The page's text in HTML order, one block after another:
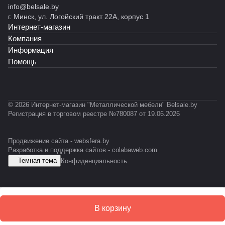
й
М
К
Ф
ы
й
С
У
М
й
С
Т
-
0
1
1
й
С
Т
0
1
0
5)
В корзину
info@belsale.by
г. Минск, ул. Логойский тракт 22А, корпус 1
Интернет-магазин
Компания
Информация
Помощь
© 2026 Интернет-магазин "Металлической мебели" Belsale.by
Регистрация в торговом реестре №780087 от 19.06.2026
Продвижение сайта - websfera.by
Разработка и поддержка сайтов - colabaweb.com
Темная тема
Конфиденциальность